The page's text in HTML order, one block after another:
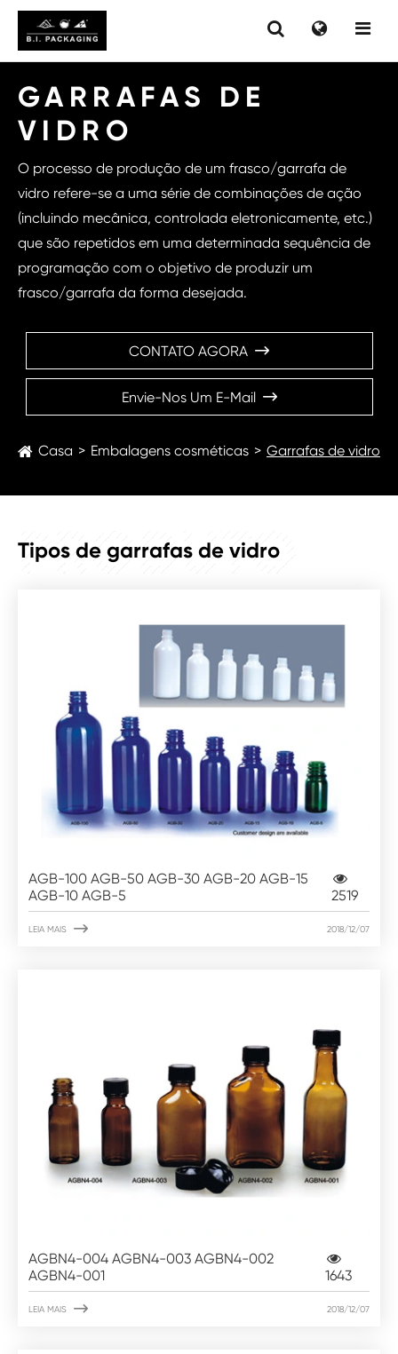
GARRAFAS DE
VIDRO
O processo de produção de um frasco/garrafa de
vidro refere-se a uma série de combinações de ação
(incluindo mecânica, controlada eletronicamente, etc.)
que são repetidos em uma determinada sequência de
programação com o objetivo de produzir um
frasco/garrafa da forma desejada.
CONTATO AGORA 
Envie-Nos Um E-Mail 
Casa Embalagens cosméticas Garrafas de vidro
PRODUTO
Tipos de garrafas de vidro
AGB-100 AGB-50 AGB-30 AGB-20 AGB-15
AGB-10 AGB-5
2519
LEIA MAIS  2018/12/07
AGBN4-004 AGBN4-003 AGBN4-002
AGBN4-001
1643
LEIA MAIS  2018/12/07